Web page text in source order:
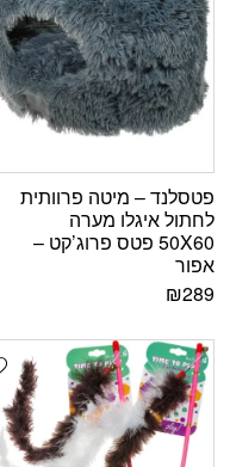
פטסלנד – מיטה פרוותית
לחתול איגלו מערה
50X60 פטס פרוג’קט –
אפור
₪289